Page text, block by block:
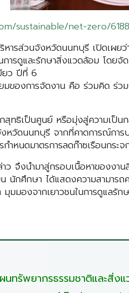
sustainable/net-zero/
รส่วนจังหวัดนนทบุรี เปิดเผยว่า
การดูและรักษาสิ่งแวดล้อม โด
ยว ปีที่ 6
มของการจัดงาน คือ ร่วมคิด ร่ว
สุทธิเป็นศูนย์ หรือมุ่งสู่ความเป็
หวัดนนทบุรี จากที่คาดการณ์ก
นดมาตรการลดก๊าซเรือนกระจ
จึงนำมาสู่กรอบเนื้อหาของงา
นักศึกษา ได้แสดงความสามารถ
มุมมองจากเยาวชนในการดูแ
นทรัพยากรธรรมชาติและสิ่ง